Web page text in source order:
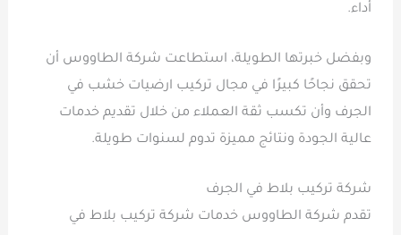
أداء.
وبفضل خبرتها الطويلة، استطاعت شركة الطاووس أن
تحقق نجاحًا كبيرًا في مجال تركيب ارضيات خشب في
الجرف وأن تكسب ثقة العملاء من خلال تقديم خدمات
عالية الجودة ونتائج مميزة تدوم لسنوات طويلة.
شركة تركيب بلاط في الجرف
تقدم شركة الطاووس خدمات شركة تركيب بلاط في